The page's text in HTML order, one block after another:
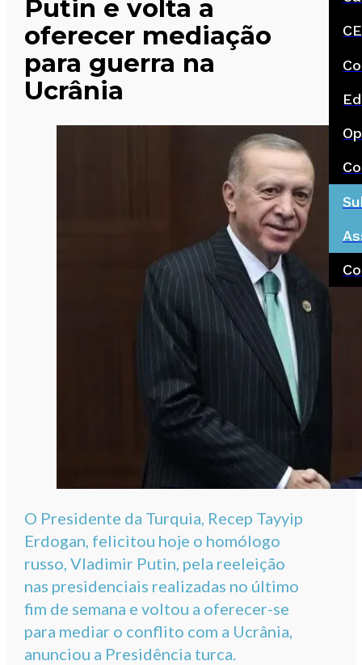
Putin e volta a
oferecer mediação
para guerra na
Ucrânia
O Presidente da Turquia, Recep Tayyip
Erdogan, felicitou hoje o homólogo
russo, Vladimir Putin, pela reeleição
nas presidenciais realizadas no último
fim de semana e voltou a oferecer-se
para mediar o conflito com a Ucrânia,
anunciou a Presidência turca.